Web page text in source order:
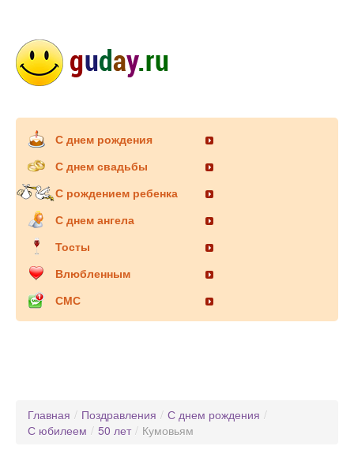
С днем рождения
С днем свадьбы
С рождением ребенка
С днем ангела
Тосты
Влюбленным
СМС
Главная / Поздравления / С днем рождения /
С юбилеем / 50 лет / Кумовьям